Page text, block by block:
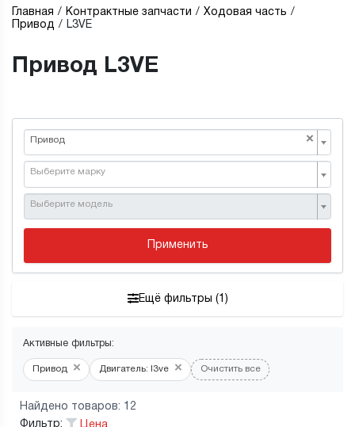
Главная Контрактные запчасти
Ходовая часть
Привод
L3VE
Привод L3VE
×
Привод
Выберите марку
Выберите модель
Применить
Ещё фильтры (1)
Активные фильтры:
Привод × Двигатель: l3ve × Очистить все
Найдено товаров: 12
Фильтр:
Цена